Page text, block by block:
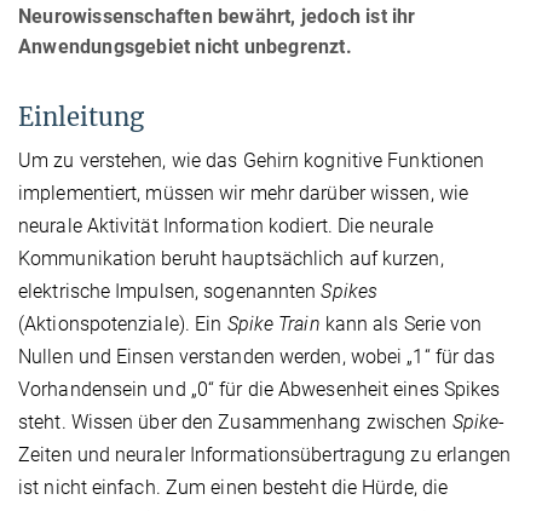
Neurowissenschaften bewährt, jedoch ist ihr
Anwendungsgebiet nicht unbegrenzt.
Einleitung
Um zu verstehen, wie das Gehirn kognitive Funktionen
implementiert, müssen wir mehr darüber wissen, wie
neurale Aktivität Information kodiert. Die neurale
Kommunikation beruht hauptsächlich auf kurzen,
elektrische Impulsen, sogenanntenSpikes
(Aktionspotenziale). Ein Spike Train kann als Serie von
Nullen und Einsen verstanden werden, wobei „1“ für das
Vorhandensein und „0“ für die Abwesenheit eines Spikes
steht. Wissen über den Zusammenhang zwischen Spike-
Zeiten und neuraler Informationsübertragung zu erlangen
ist nicht einfach. Zum einen besteht die Hürde, die